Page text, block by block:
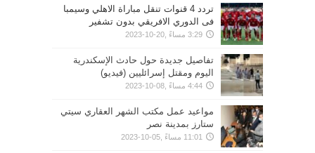
تردد 4 قنوات تنقل مباراة الاهلي وسيمبا
فى الدوري الافريقي بدون تشفير
3:29 مساءً ,20-10-2023
تفاصيل جديدة حول حادث الإسكندرية
اليوم ومقتل إسرائليين (فيديو)
4:44 مساءً ,08-10-2023
مواعيد عمل مكتب الشهر العقاري سيتي
ستارز بمدينة نصر
11:01 مساءً ,05-10-2023